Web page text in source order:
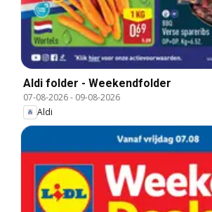
Aldi folder - Weekendfolder
07-08-2026- 09-08-2026
Aldi